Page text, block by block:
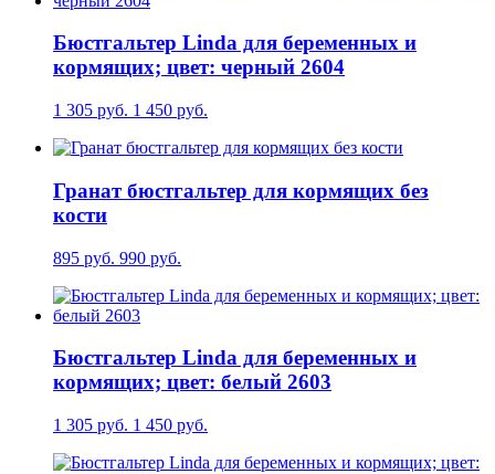
Бюстгальтер Linda для беременных и
кормящих; цвет: черный 2604
1 305 руб. 1 450 руб.
Гранат бюстгальтер для кормящих без
кости
895 руб. 990 руб.
Бюстгальтер Linda для беременных и
кормящих; цвет: белый 2603
1 305 руб. 1 450 руб.